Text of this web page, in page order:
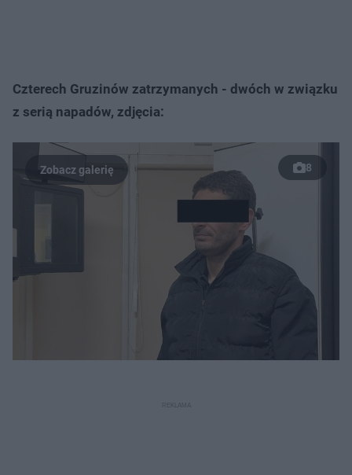
Czterech Gruzinów zatrzymanych - dwóch w związku
z serią napadów, zdjęcia:
8